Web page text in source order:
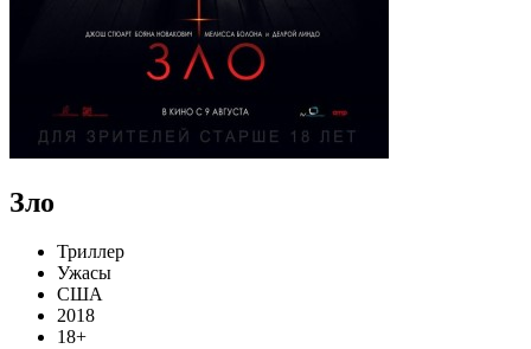
Зло
Триллер
Ужасы
США
2018
18+